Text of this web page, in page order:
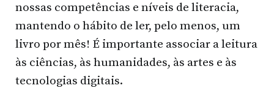
nossas competências e níveis de literacia,
mantendo o hábito de ler, pelo menos, um
livro por mês! É importante associar a leitura
às ciências, às humanidades, às artes e às
tecnologias digitais.